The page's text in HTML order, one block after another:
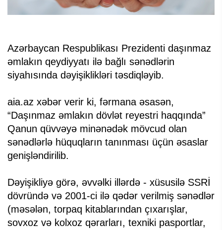
Azərbaycan Respublikası Prezidenti daşınmaz
əmlakın qeydiyyatı ilə bağlı sənədlərin
siyahısında dəyişiklikləri təsdiqləyib.
aia.az xəbər verir ki, fərmana əsasən,
“Daşınmaz əmlakın dövlət reyestri haqqında”
Qanun qüvvəyə minənədək mövcud olan
sənədlərlə hüquqların tanınması üçün əsaslar
genişləndirilib.
Dəyişikliyə görə, əvvəlki illərdə - xüsusilə SSRİ
dövründə və 2001-ci ilə qədər verilmiş sənədlər
(məsələn, torpaq kitablarından çıxarışlar,
sovxoz və kolxoz qərarları, texniki pasportlar,